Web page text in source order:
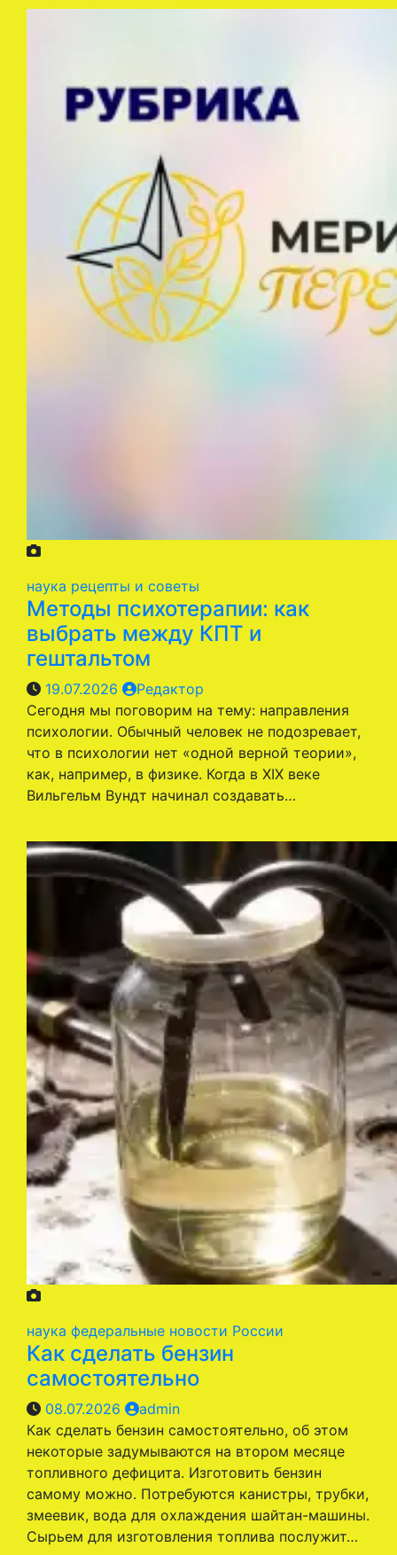
наука рецепты и советы
Методы психотерапии: как
выбрать между КПТ и
гештальтом
19.07.2026
Редактор
Сегодня мы поговорим на тему: направления
психологии. Обычный человек не подозревает,
что в психологии нет «одной верной теории»,
как, например, в физике. Когда в XIX веке
Вильгельм Вундт начинал создавать…
наука федеральные новости России
Как сделать бензин
самостоятельно
08.07.2026
admin
Как сделать бензин самостоятельно, об этом
некоторые задумываются на втором месяце
топливного дефицита. Изготовить бензин
самому можно. Потребуются канистры, трубки,
змеевик, вода для охлаждения шайтан-машины.
Сырьем для изготовления топлива послужит…